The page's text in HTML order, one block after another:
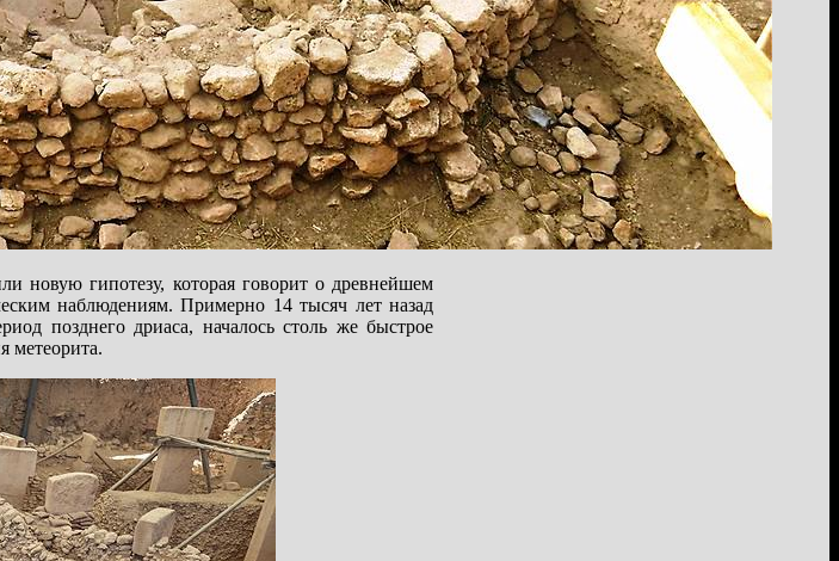
новую гипотезу, которая говорит о древнейшем
наблюдениям. Примерно 14 тысяч лет назад
позднего дриаса, началось столь же быстрое
метеорита.